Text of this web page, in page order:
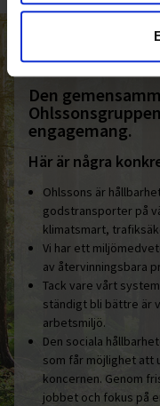
Den
engagemang.
Här är några
Ohlssons är
godstransporter på
klimatsmart,
Vi har ett
av återvinningsbara
Tack vare vårt
ständigt bli bättre är
arbetsmiljö.
Den sociala
som får möjlighet att
koncernen. Genom
jobbet och fokus på